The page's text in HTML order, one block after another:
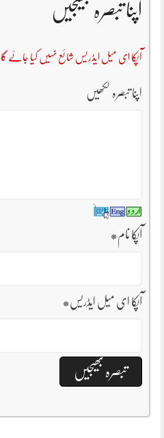
اپنا تبصرہ بھیجیں
آپکا ای میل ایڈریس شائع نہیں کیا جائے گا
اپنا تبصرہ لکھیں
آپکا نام*
آپکا ای میل ایڈریس*